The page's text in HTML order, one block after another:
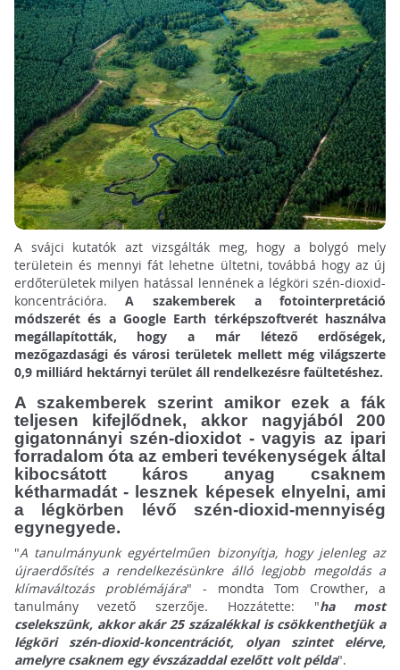
A svájci kutatók azt vizsgálták meg, hogy a bolygó mely
területein és mennyi fát lehetne ültetni, továbbá hogy az új
erdőterületek milyen hatással lennének a légköri szén-dioxid-
koncentrációra.A szakemberek a fotointerpretáció
módszerét és a Google Earth térképszoftverét használva
megállapították, hogy a már létező erdőségek,
mezőgazdasági és városi területek mellett még világszerte
0,9 milliárd hektárnyi terület áll rendelkezésre faültetéshez.
A szakemberek szerint amikor ezek a fák
teljesen kifejlődnek, akkor nagyjából 200
gigatonnányi szén-dioxidot - vagyis az ipari
forradalom óta az emberi tevékenységek által
kibocsátott káros anyag csaknem
kétharmadát - lesznek képesek elnyelni, ami
a légkörben lévő szén-dioxid-mennyiség
egynegyede.
"A tanulmányunk egyértelműen bizonyítja, hogy jelenleg az
újraerdősítés a rendelkezésünkre álló legjobb megoldás a
klímaváltozás problémájára" - mondta Tom Crowther, a
tanulmány vezető szerzője. Hozzátette: "ha most
cselekszünk, akkor akár 25 százalékkal is csökkenthetjük a
légköri szén-dioxid-koncentrációt, olyan szintet elérve,
amelyre csaknem egy évszázaddal ezelőtt volt példa".